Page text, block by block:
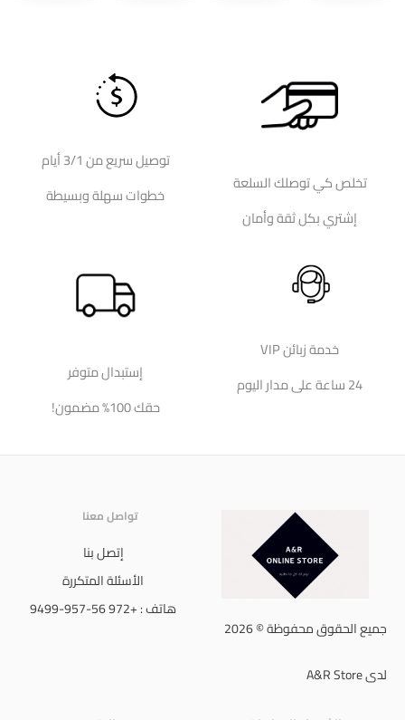
تخلص كي توصلك السلعة
إشتري بكل ثقة وأمان
توصيل سريع من 3/1 أيام
خطوات سهلة وبسيطة
خدمة زبائن VIP
24 ساعة على مدار اليوم
إستبدال متوفر
حقك 100% مضمون!
جميع الحقوق محفوظة © 2026
لدى A&R Store
تواصل معنا
إتصل بنا
الأسئلة المتكررة
هاتف : +972 56-957-9499